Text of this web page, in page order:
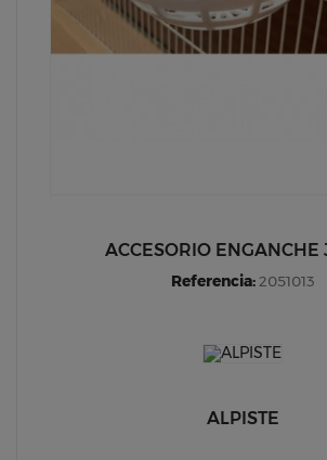
ACCESORIO ENGANCHE
Referencia: 2051013
ALPISTE